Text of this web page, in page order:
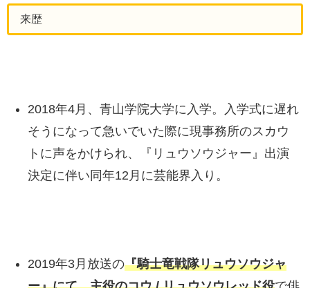
来歴
2018年4月、青山学院大学に入学。入学式に遅れ
そうになって急いでいた際に現事務所のスカウ
トに声をかけられ、『リュウソウジャー』出演
決定に伴い同年12月に芸能界入り。
2019年3月放送の『騎士竜戦隊リュウソウジャ